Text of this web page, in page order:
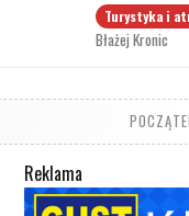
Turystyka i
Błażej Kronic
Reklama